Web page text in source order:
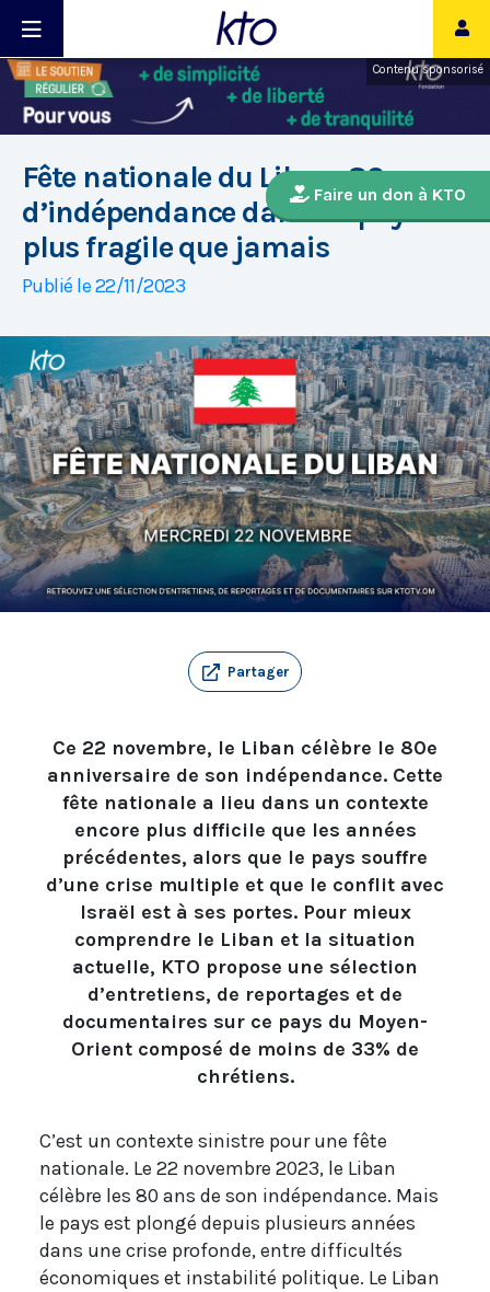
Contenu sponsorisé
Faire un don à KTO
Fête nationale du Liban, 80 ans
d’indépendance dans un pays
plus fragile que jamais
Publié le 22/11/2023
Partager
Ce 22 novembre, le Liban célèbre le 80e
anniversaire de son indépendance. Cette
fête nationale a lieu dans un contexte
encore plus difficile que les années
précédentes, alors que le pays souffre
d’une crise multiple et que le conflit avec
Israël est à ses portes. Pour mieux
comprendre le Liban et la situation
actuelle, KTO propose une sélection
d’entretiens, de reportages et de
documentaires sur ce pays du Moyen-
Orient composé de moins de 33% de
chrétiens.
C’est un contexte sinistre pour une fête
nationale. Le 22 novembre 2023, le Liban
célèbre les 80 ans de son indépendance. Mais
le pays est plongé depuis plusieurs années
dans une crise profonde, entre difficultés
économiques et instabilité politique. Le Liban